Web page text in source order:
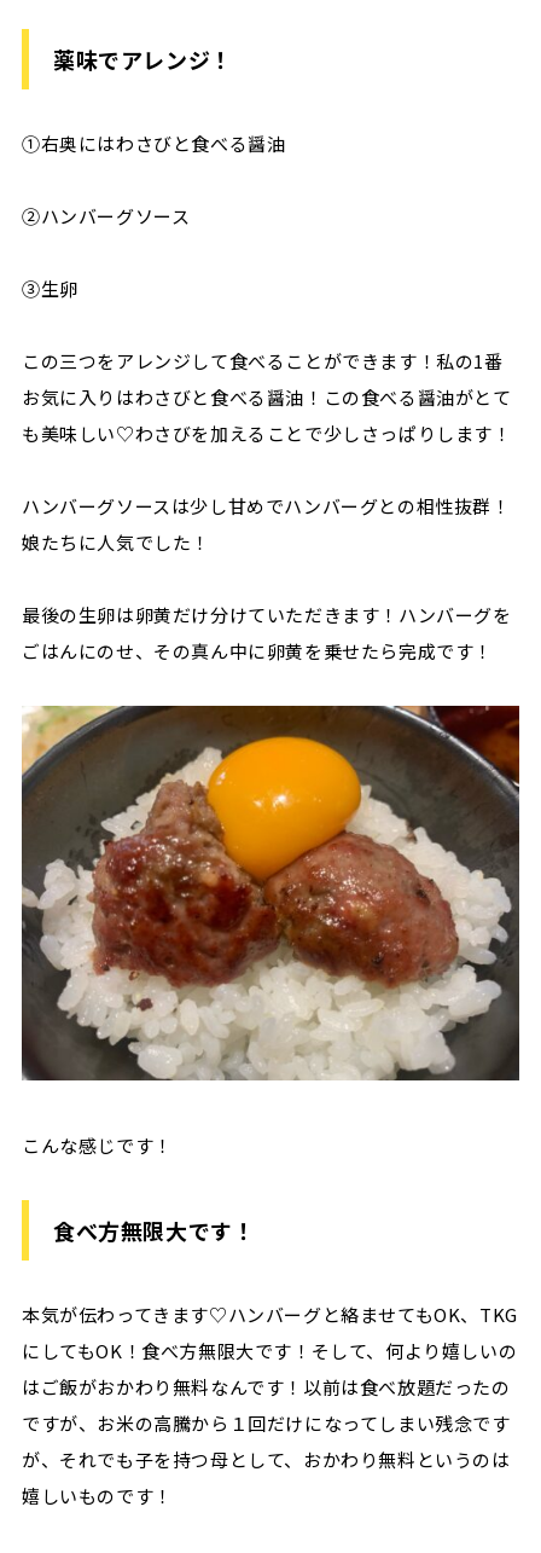
薬味でアレンジ！
①右奥にはわさびと食べる醤油
②ハンバーグソース
③生卵
この三つをアレンジして食べることができます！私の1番
お気に入りはわさびと食べる醤油！この食べる醤油がとて
も美味しい♡わさびを加えることで少しさっぱりします！
ハンバーグソースは少し甘めでハンバーグとの相性抜群！
娘たちに人気でした！
最後の生卵は卵黄だけ分けていただきます！ハンバーグを
ごはんにのせ、その真ん中に卵黄を乗せたら完成です！
こんな感じです！
食べ方無限大です！
本気が伝わってきます♡ハンバーグと絡ませてもOK、TKG
にしてもOK！食べ方無限大です！そして、何より嬉しいの
はご飯がおかわり無料なんです！以前は食べ放題だったの
ですが、お米の高騰から１回だけになってしまい残念です
が、それでも子を持つ母として、おかわり無料というのは
嬉しいものです！